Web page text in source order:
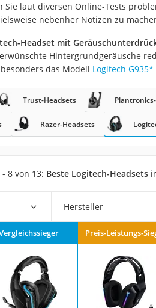
Powerline-Adapter
Gaming-PC
Soundbar
Satellitenschüssel
Gaming-Headset
Ladekabel Typ 2
Lichtwecker
Acer Aspire
Service
Sie laut diversen Online-Tests
nebenher Notizen zu
Headset mit
Hintergrundgeräusche
das Modell Logitech G935*
Trust-Headsets
Razer-Headsets
- 8 von 13: Beste Logitech-Headsets
Hersteller
Preis-Leistungs-